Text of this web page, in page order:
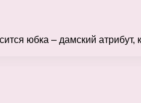
юбка – дамский